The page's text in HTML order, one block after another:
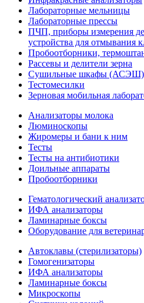
Лабораторные мельницы
Лабораторные прессы
ПЧП, приборы измерения
устройства для отмывания
Пробоотборники,
Рассевы и делители зерна
Сушильные шкафы (АСЭШ)
Тестомесилки
Зерновая мобильная
Анализаторы молока
Люминоскопы
Жиромеры и бани к ним
Тесты
Тесты на антибиотики
Доильные аппараты
Пробоотборники
Гематологический
ИФА анализаторы
Ламинарные боксы
Оборудование для
Автоклавы (стерилизаторы)
Гомогенизаторы
ИФА анализаторы
Ламинарные боксы
Микроскопы